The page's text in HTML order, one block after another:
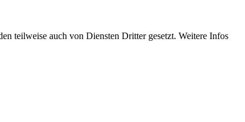
teilweise auch von Diensten Dritter gesetzt. Weitere Infos